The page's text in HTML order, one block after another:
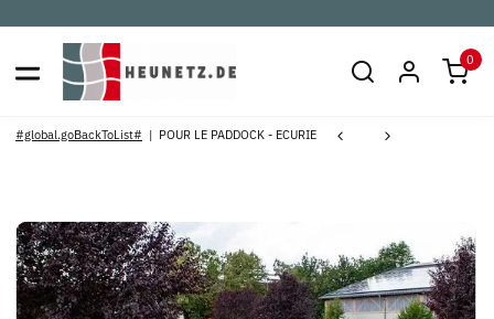
0
#global.goBackToList# POUR LE PADDOCK - ECURIE